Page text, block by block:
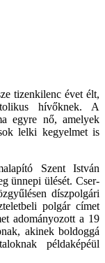
tizenkilenc évet élt,
hívőknek. A
egyre nő, amelyek
lelki kegyelmet is
Szent István
ünnepi ülését. Cser-
díszpolgári
polgár címet
adományozott a 19
akinek boldoggá
példaképéül